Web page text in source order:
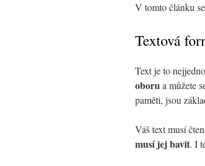
V tomto článku
Textová
Text je to
oborua můžete
paměti, jsou
Váš text musí
musí jej bavit. I